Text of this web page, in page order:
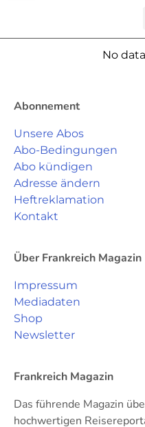
No
Abonnement
Unsere Abos
Abo-Bedingungen
Abo kündigen
Adresse ändern
Heftreklamation
Kontakt
Über Frankreich Magazin
Impressum
Mediadaten
Shop
Newsletter
Frankreich Magazin
Das führende Magazin
hochwertigen